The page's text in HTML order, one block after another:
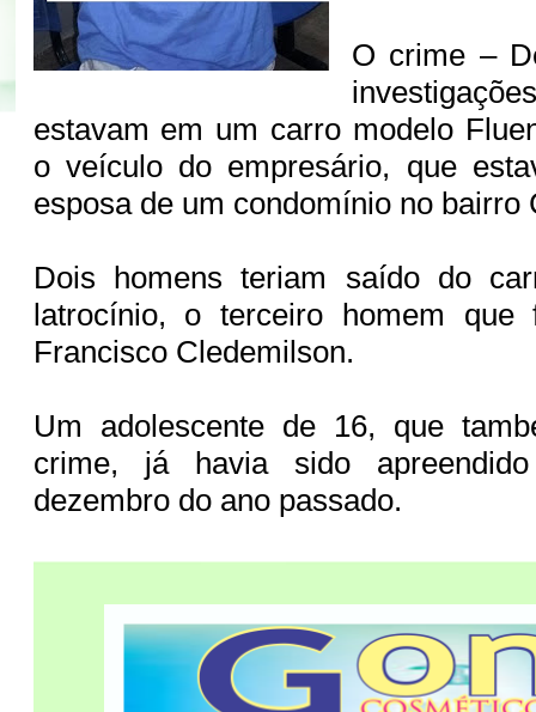
O crime –
estavam em um carro modelo
o veículo do empresário, que
esposa de um condomínio no
Dois homens teriam saído do
latrocínio, o terceiro homem
Francisco Cledemilson.
Um adolescente de 16, que
crime, já havia sido
dezembro do ano passado.